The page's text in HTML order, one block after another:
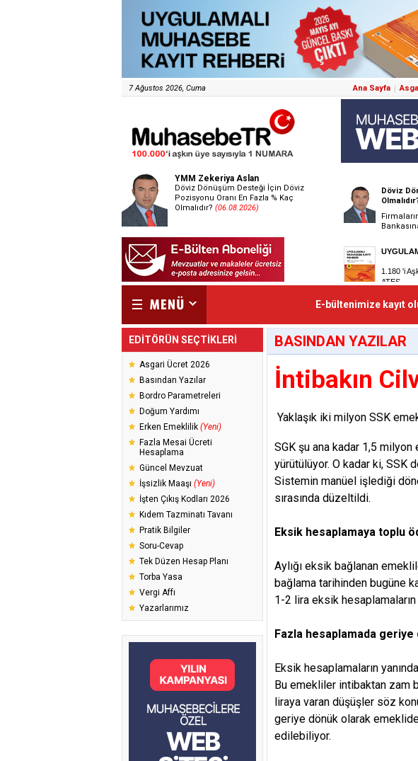
7 Ağustos 2026, Cuma Ana Sayfa
YMM Zekeriya Aslan
Döviz Dönüşüm Desteği İçin Döviz
Pozisyonu Oranı En Fazla % Kaç
Olmalıdır? (06.08.2026)
E-bültenimize kayıt
EDİTÖRÜN SEÇTİKLERİ
Asgari Ücret 2026
Basından Yazılar
Bordro Parametreleri
Doğum Yardımı
Erken Emeklilik (Yeni)
Fazla Mesai Ücreti
Hesaplama
Güncel Mevzuat
İşsizlik Maaşı (Yeni)
İşten Çıkış Kodları 2026
Kıdem Tazminatı Tavanı
Pratik Bilgiler
Soru-Cevap
Tek Düzen Hesap Planı
Torba Yasa
Vergi Affı
Yazarlarımız
BASINDAN YAZILAR
İntibakın
Yaklaşık iki milyon SSK
SGK şu ana kadar 1,5
yürütülüyor. O kadar ki, SSK
Sistemin manüel işlediği
sırasında düzeltildi.
Eksik hesaplamaya toplu
Aylığı eksik bağlanan
bağlama tarihinden bugüne
1-2 lira eksik
Fazla hesaplamada
Eksik hesaplamaların
Bu emekliler intibaktan zam
liraya varan düşüşler söz
geriye dönük olarak
edilebiliyor.